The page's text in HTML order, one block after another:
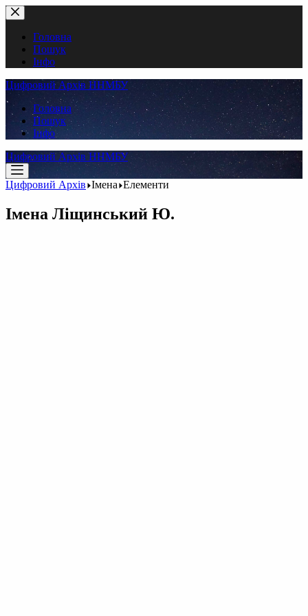
Перейти
до
вмістуГоловна
Пошук
Інфо
Цифровий Архів ННМБУ
Головна
Пошук
Інфо
Цифровий Архів ННМБУ
Цифровий Архів Імена Елементи
Імена Ліщинський Ю.